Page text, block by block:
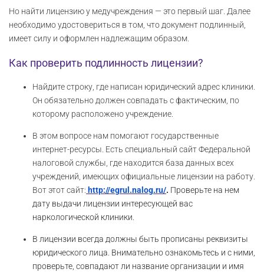
Но найти лицензию у медучреждения — это первый шаг. Далее
необходимо удостовериться в том, что документ подлинный,
имеет силу и оформлен надлежащим образом.
Как проверить подлинность лицензии?
Найдите строку, где написан юридический адрес клиники.
Он обязательно должен совпадать с фактическим, по
которому расположено учреждение.
В этом вопросе нам помогают государственные
интернет-ресурсы. Есть специальный сайт Федеральной
налоговой службы, где находится база данных всех
учреждений, имеющих официальные лицензии на работу.
Вот этот сайт: http://egrul.nalog.ru/. Проверьте на нем
дату выдачи лицензии интересующей вас
наркологической клиники.
В лицензии всегда должны быть прописаны реквизиты
юридического лица. Внимательно ознакомьтесь и с ними,
проверьте, совпадают ли название организации и имя